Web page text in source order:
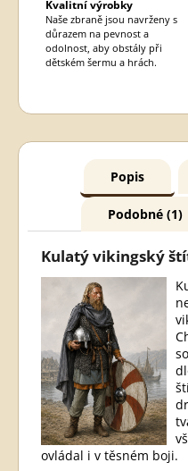
Kvalitní výrobky
Naše zbraně jsou navrženy s
důrazem na pevnost a
odolnost, aby obstály při
dětském šermu a hrách.
Popis
Podobné (1)
Kulatý vikingský
ovládal i v těsném boji.